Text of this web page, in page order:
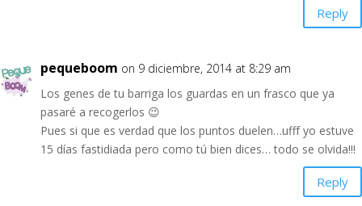
Reply
pequeboom on 9 diciembre, 2014 at 8:29 am
Los genes de tu barriga los guardas en un frasco que ya
pasaré a recogerlos 😉
Pues si que es verdad que los puntos duelen…ufff yo estuve
15 días fastidiada pero como tú bien dices… todo se olvida!!!
Reply